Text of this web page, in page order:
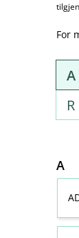
For
A
R
A